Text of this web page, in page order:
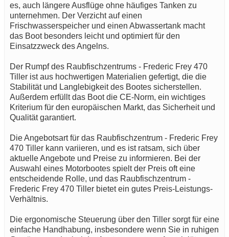
es, auch längere Ausflüge ohne häufiges Tanken zu
unternehmen. Der Verzicht auf einen
Frischwasserspeicher und einen Abwassertank macht
das Boot besonders leicht und optimiert für den
Einsatzzweck des Angelns.
Der Rumpf des Raubfischzentrums - Frederic Frey 470
Tiller ist aus hochwertigen Materialien gefertigt, die die
Stabilität und Langlebigkeit des Bootes sicherstellen.
Außerdem erfüllt das Boot die CE-Norm, ein wichtiges
Kriterium für den europäischen Markt, das Sicherheit und
Qualität garantiert.
Die Angebotsart für das Raubfischzentrum - Frederic Frey
470 Tiller kann variieren, und es ist ratsam, sich über
aktuelle Angebote und Preise zu informieren. Bei der
Auswahl eines Motorbootes spielt der Preis oft eine
entscheidende Rolle, und das Raubfischzentrum -
Frederic Frey 470 Tiller bietet ein gutes Preis-Leistungs-
Verhältnis.
Die ergonomische Steuerung über den Tiller sorgt für eine
einfache Handhabung, insbesondere wenn Sie in ruhigen